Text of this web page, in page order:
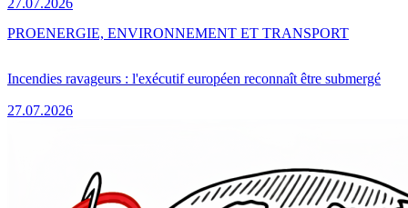
Incendies ravageurs : l'exécutif européen reconnaît être submergé
27.07.2026
PROENERGIE, ENVIRONNEMENT ET TRANSPORT